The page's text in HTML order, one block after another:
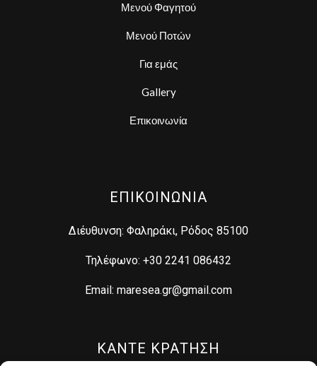
Μενού Φαγητού
Μενού Ποτών
Για εμάς
Gallery
Επικοινωνία
ΕΠΙΚΟΙΝΩΝΙΑ
Διέυθυνση: Φαληράκι, Ρόδος 85100
Τηλέφωνο: +30 2241 086432
Email: maresea.gr@gmail.com
ΚΑΝΤΕ ΚΡΑΤΗΣΗ